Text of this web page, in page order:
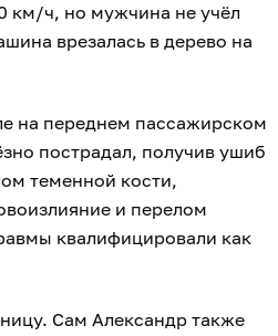
км/ч, но мужчина не учёл
врезалась в дерево на
на переднем пассажирском
пострадал, получив ушиб
теменной кости,
и перелом
квалифицировали как
Сам Александр также